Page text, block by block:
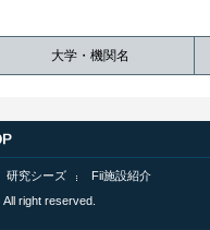
大学・機関名
研究シーズ
Fii施設紹介
right reserved.